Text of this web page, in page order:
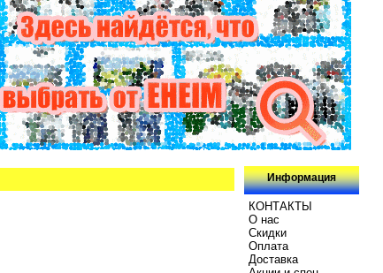
Информация
КОНТАКТЫ
О нас
Скидки
Oплатa
Доставка